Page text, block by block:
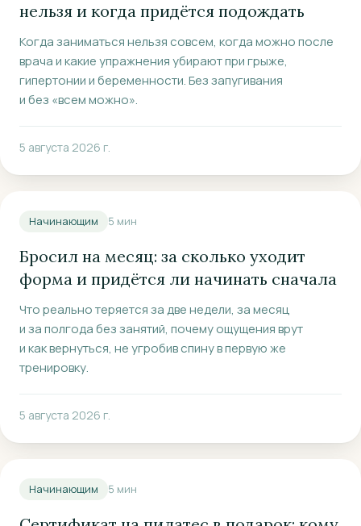
нельзя и когда придётся подождать
Когда заниматься нельзя совсем, когда можно после
врача и какие упражнения убирают при грыже,
гипертонии и беременности. Без запугивания
и без «всем можно».
5 августа 2026 г.
Начинающим 5 мин
Бросил на месяц: за сколько уходит
форма и придётся ли начинать сначала
Что реально теряется за две недели, за месяц
и за полгода без занятий, почему ощущения врут
и как вернуться, не угробив спину в первую же
тренировку.
5 августа 2026 г.
Начинающим 5 мин